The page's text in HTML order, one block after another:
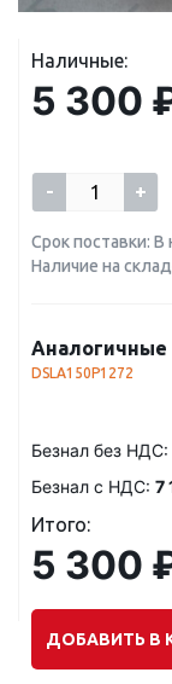
Наличные:
5 300
- +
Срок поставки: В
Наличие на
Аналогичные
DSLA150P1272
Безнал без НДС:
Безнал с НДС: 7
Итого:
5 300
ДОБАВИТЬ В